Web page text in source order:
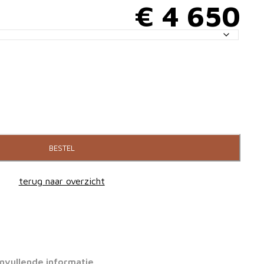
€ 4 650
BESTEL
terug naar overzicht
informatie